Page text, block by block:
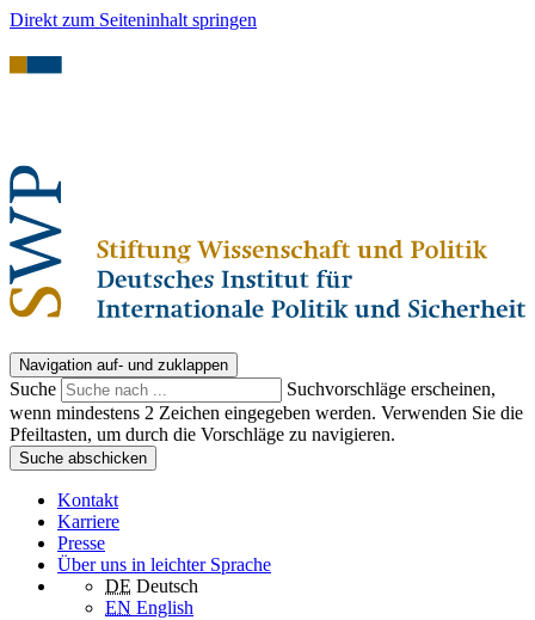
Direkt zum Seiteninhalt springen
Navigation auf- und zuklappen
Suche
Suchvorschläge erscheinen,
wenn mindestens 2 Zeichen eingegeben werden. Verwenden Sie die
Pfeiltasten, um durch die Vorschläge zu navigieren.
Suche abschicken
Kontakt
Karriere
Presse
Über uns in leichter Sprache
DE Deutsch
EN English